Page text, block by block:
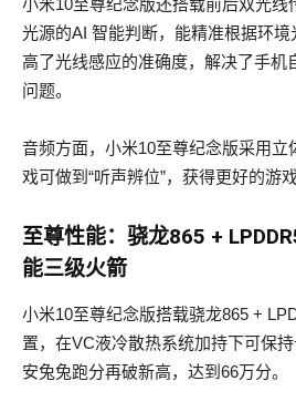
小米10至尊纪念版还搭载前后双光线
光源的AI 智能判断，能精准根据环
高了光线感应的准确度，解决了手机
问题。
音频方面，小米10至尊纪念版采用立
戏可做到“听声辨位”，获得更好的游戏
至尊性能：骁龙865 +
能三级火箭
小米10至尊纪念版搭载骁龙865 +
置，在VC液冷散热系统加持下可保持
安兔兔跑分再破新高，达到66万分。